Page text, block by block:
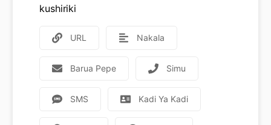
kushiriki
URL Nakala
Barua Pepe Simu
SMS Kadi Ya Kadi